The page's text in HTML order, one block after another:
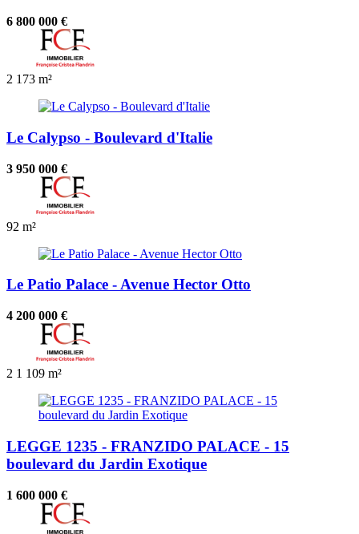
6 800 000 €
2 173 m²
Le Calypso - Boulevard d'Italie
3 950 000 €
92 m²
Le Patio Palace - Avenue Hector Otto
4 200 000 €
2 1 109 m²
LEGGE 1235 - FRANZIDO PALACE - 15
boulevard du Jardin Exotique
1 600 000 €